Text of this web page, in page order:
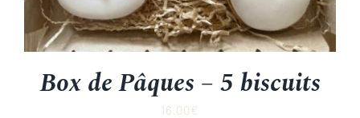
Box de Pâques – 5 biscuits
16.00€